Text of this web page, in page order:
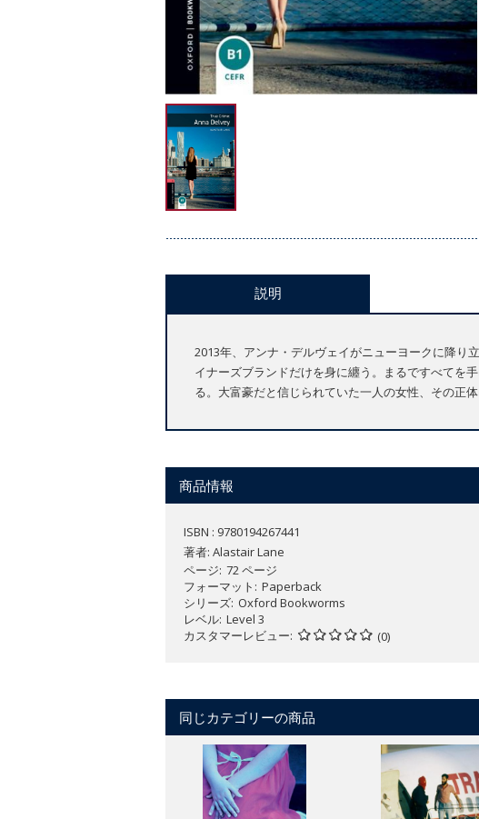
説明
2013年、アンナ・デルヴェイがニューヨークに降り
イナーズブランドだけを身に纏う。まるですべてを
る。大富豪だと信じられていた一人の女性、その正体
商品情報
ISBN : 9780194267441
著者: Alastair Lane
ページ 72 ページ
フォーマット
Paperback
シリーズ Oxford Bookworms
レベル Level 3
カスタマーレビュー
(0)
同じカテゴリーの商品